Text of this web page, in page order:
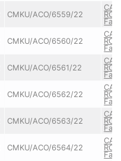
CMKU/ACO/6559/22
CMKU/ACO/6560/22
CMKU/ACO/6561/22
CMKU/ACO/6562/22
CMKU/ACO/6563/22
CMKU/ACO/6564/22